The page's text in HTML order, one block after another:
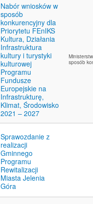
Nabór wniosków w
sposób
konkurencyjny dla
Priorytetu FEnIKS
Kultura, Działania
Infrastruktura
kultury i turystyki
kulturowej
Programu
Fundusze
Europejskie na
Infrastrukturę,
Klimat, Środowisko
2021 – 2027
sposób
Sprawozdanie z
realizacji
Gminnego
Programu
Rewitalizacji
Miasta Jelenia
Góra